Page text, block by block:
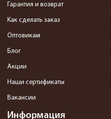
Информация
Гарантия и возврат
Как сделать заказ
Оптовикам
Блог
Акции
Наши сертификаты
Вакансии